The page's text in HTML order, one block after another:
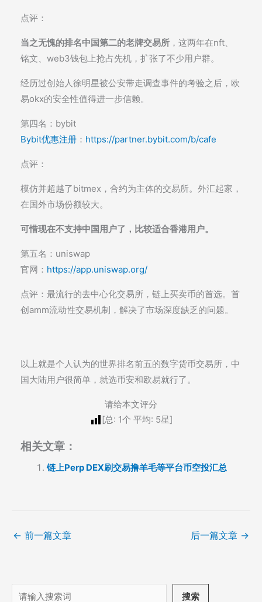
点评：
当之无愧的排名中国第二的老牌交易所 ，这两年在nft、
铭文、web3钱包上抢占先机，扩张了不少用户群。
经历过创始人徐明星被公安带走调查事件的考验之后，欧
易okx的安全性值得进一步信赖。
第四名：bybit
Bybit优惠注册 ： https://partner.bybit.com/b/cafe
点评：
模仿并超越了bitmex，合约为主体的交易所。外汇起家，
在国外市场份额较大。
可惜现在不支持中国用户了，比较适合香港用户。
第五名：uniswap
官网： https://app.uniswap.org/
点评：最流行的去中心化交易所，链上买卖币的首选。首
创amm流动性交易机制，解决了市场深度缺乏的问题。
以上就是个人认为的世界排名前五的数字货币交易所，中
国大陆用户很简单，就选币安和欧易就行了。
请给本文评分
[总: 1个 平均: 5星]
相关文章：
链上Perp DEX刷交易撸羊毛等平台币空投汇总
← 前一篇文章 后一篇文章 →
搜
搜索